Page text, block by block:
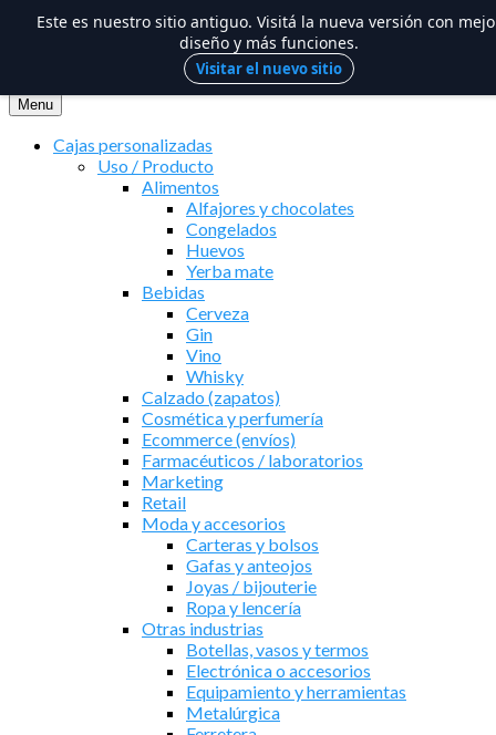
al
contenido
Menu
Cajas personalizadas
Uso / Producto
Alimentos
Alfajores y chocolates
Congelados
Huevos
Yerba mate
Bebidas
Cerveza
Gin
Vino
Whisky
Calzado (zapatos)
Cosmética y perfumería
Ecommerce (envíos)
Farmacéuticos / laboratorios
Marketing
Retail
Moda y accesorios
Carteras y bolsos
Gafas y anteojos
Joyas / bijouterie
Ropa y lencería
Otras industrias
Botellas, vasos y termos
Electrónica o accesorios
Equipamiento y herramientas
Metalúrgica
Este es nuestro sitio antiguo. Visitá la nueva versión con
diseño y más funciones.
Visitar el nuevo sitio